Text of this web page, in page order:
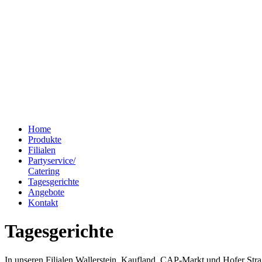
Home
Produkte
Filialen
Partyservice/
Catering
Tagesgerichte
Angebote
Kontakt
Tagesgerichte
In unseren Filialen Wallerstein, Kaufland, CAP-Markt und Hofer